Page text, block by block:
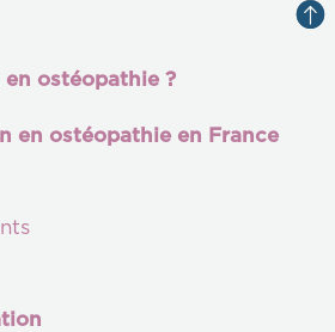
en ostéopathie ?
en ostéopathie en France